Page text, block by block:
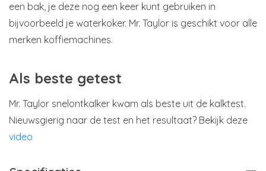
een bak, je deze nog een keer kunt gebruiken in
bijvoorbeeld je waterkoker. Mr. Taylor is geschikt voor alle
merken koffiemachines.
Als beste getest
Mr. Taylor snelontkalker kwam als beste uit de kalktest.
Nieuwsgierig naar de test en het resultaat? Bekijk deze
video